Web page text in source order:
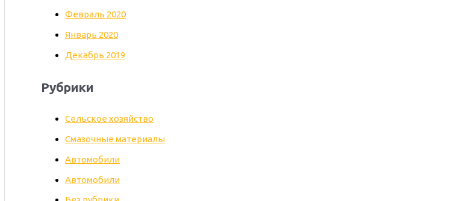
Февраль 2020
Январь 2020
Декабрь 2019
Рубрики
Cельское хозяйство
Cмазочные материалы
Автомобили
Автомобили